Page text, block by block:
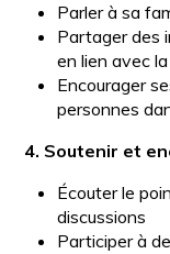
Parler à sa
Partager des
en lien avec
Encourager
personnes
4. Soutenir et
Écouter le
discussions
Participer à